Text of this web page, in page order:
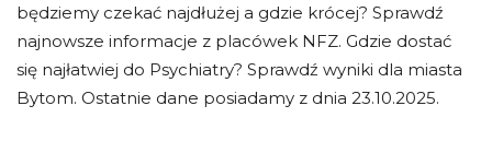
będziemy czekać najdłużej a gdzie krócej? Sprawdź
najnowsze informacje z placówek NFZ. Gdzie dostać
się najłatwiej do Psychiatry? Sprawdź wyniki dla miasta
Bytom. Ostatnie dane posiadamy z dnia 23.10.2025.